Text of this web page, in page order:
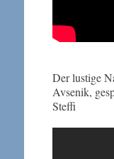
Der lustige
Avsenik,
Steffi